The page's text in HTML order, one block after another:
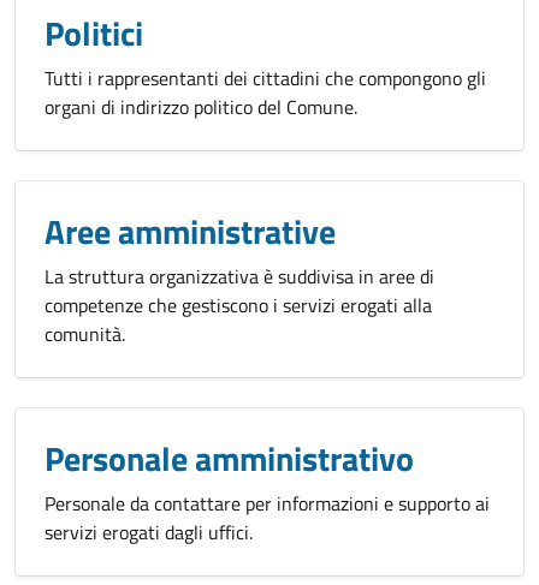
Politici
Tutti i rappresentanti dei cittadini che compongono gli
organi di indirizzo politico del Comune.
Aree amministrative
La struttura organizzativa è suddivisa in aree di
competenze che gestiscono i servizi erogati alla
comunità.
Personale amministrativo
Personale da contattare per informazioni e supporto ai
servizi erogati dagli uffici.